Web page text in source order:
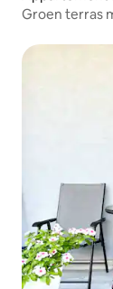
Groen terras